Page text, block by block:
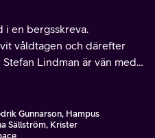
i en bergsskreva.
våldtagen och därefter
Lindman är vän med
Gunnarson, Hampus
Sällström, Krister